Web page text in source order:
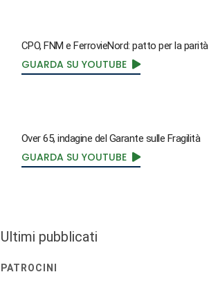
CPO, FNM e FerrovieNord: patto per la parità
GUARDA SU YOUTUBE
Over 65, indagine del Garante sulle Fragilità
GUARDA SU YOUTUBE
Ultimi pubblicati
PATROCINI